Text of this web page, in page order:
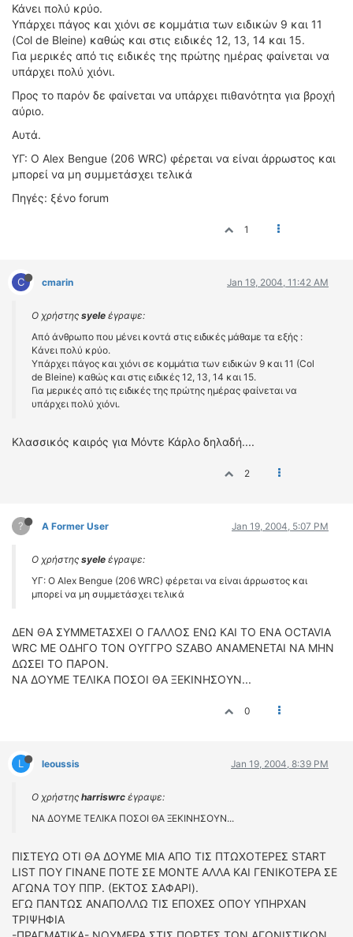
Κάνει πολύ κρύο.
Υπάρχει πάγος και χιόνι σε κομμάτια των ειδικών 9 και 11
(Col de Bleine) καθώς και στις ειδικές 12, 13, 14 και 15.
Για μερικές από τις ειδικές της πρώτης ημέρας φαίνεται να
υπάρχει πολύ χιόνι.
Προς το παρόν δε φαίνεται να υπάρχει πιθανότητα για βροχή
αύριο.
Αυτά.
ΥΓ: Ο Alex Bengue (206 WRC) φέρεται να είναι άρρωστος και
μπορεί να μη συμμετάσχει τελικά
Πηγές: ξένο forum
1
C cmarin Jan 19, 2004, 11:42 AM
Ο χρήστης syele έγραψε:
Από άνθρωπο που μένει κοντά στις ειδικές μάθαμε τα εξής :
Κάνει πολύ κρύο.
Υπάρχει πάγος και χιόνι σε κομμάτια των ειδικών 9 και 11 (Col
de Bleine) καθώς και στις ειδικές 12, 13, 14 και 15.
Για μερικές από τις ειδικές της πρώτης ημέρας φαίνεται να
υπάρχει πολύ χιόνι.
Kλασσικός καιρός για Μόντε Κάρλο δηλαδή....
2
? A Former User Jan 19, 2004, 5:07 PM
Ο χρήστης syele έγραψε:
ΥΓ: Ο Alex Bengue (206 WRC) φέρεται να είναι άρρωστος και
μπορεί να μη συμμετάσχει τελικά
ΔΕΝ ΘΑ ΣΥΜΜΕΤΑΣΧΕΙ Ο ΓΑΛΛΟΣ ΕΝΩ ΚΑΙ ΤΟ ΕΝΑ OCTAVIA
WRC ΜΕ ΟΔΗΓΟ ΤΟΝ ΟΥΓΓΡΟ SZABO ΑΝΑΜΕΝΕΤΑΙ ΝΑ ΜΗΝ
ΔΩΣΕΙ ΤΟ ΠΑΡΟΝ.
ΝΑ ΔΟΥΜΕ ΤΕΛΙΚΑ ΠΟΣΟΙ ΘΑ ΞΕΚΙΝΗΣΟΥΝ...
0
L leoussis Jan 19, 2004, 8:39 PM
Ο χρήστης harriswrc έγραψε:
ΝΑ ΔΟΥΜΕ ΤΕΛΙΚΑ ΠΟΣΟΙ ΘΑ ΞΕΚΙΝΗΣΟΥΝ...
ΠΙΣΤΕΥΩ ΟΤΙ ΘΑ ΔΟΥΜΕ ΜΙΑ ΑΠΟ ΤΙΣ ΠΤΩΧΟΤΕΡΕΣ START
LIST ΠΟΥ ΓΙΝΑΝΕ ΠΟΤΕ ΣΕ ΜΟΝΤΕ ΑΛΛΑ ΚΑΙ ΓΕΝΙΚΟΤΕΡΑ ΣΕ
ΑΓΩΝΑ ΤΟΥ ΠΠΡ. (ΕΚΤΟΣ ΣΑΦΑΡΙ).
ΕΓΩ ΠΑΝΤΩΣ ΑΝΑΠΟΛΛΩ ΤΙΣ ΕΠΟΧΕΣ ΟΠΟΥ ΥΠΗΡΧΑΝ
ΤΡΙΨΗΦΙΑ